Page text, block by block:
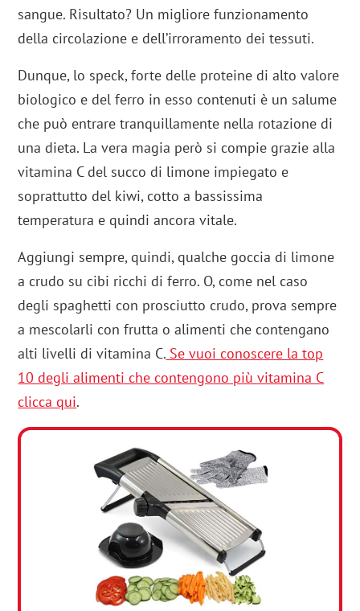
sangue. Risultato? Un migliore funzionamento
della circolazione e dell’irroramento dei tessuti.
Dunque, lo speck, forte delle proteine di alto valore
biologico e del ferro in esso contenuti è un salume
che può entrare tranquillamente nella rotazione di
una dieta. La vera magia però si compie grazie alla
vitamina C del succo di limone impiegato e
soprattutto del kiwi, cotto a bassissima
temperatura e quindi ancora vitale.
Aggiungi sempre, quindi, qualche goccia di limone
a crudo su cibi ricchi di ferro. O, come nel caso
degli spaghetti con prosciutto crudo, prova sempre
a mescolarli con frutta o alimenti che contengano
alti livelli di vitamina C. Se vuoi conoscere la top
10 degli alimenti che contengono più vitamina C
clicca qui.